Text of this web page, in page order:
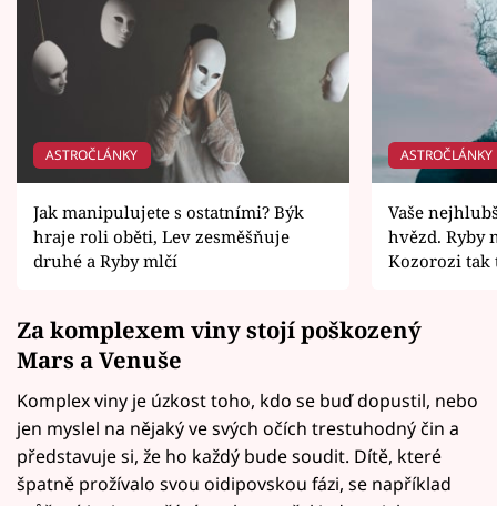
ASTROČLÁNKY
Jak manipulujete s ostatními? Býk
hraje roli oběti, Lev zesměšňuje
druhé a Ryby mlčí
ASTROČLÁNKY
Vaše
hvězd. Ryby
Kozorozi tak
Za komplexem viny stojí poškozený
Mars a Venuše
Komplex viny je úzkost toho, kdo se buď dopustil, nebo
jen myslel na nějaký ve svých očích trestuhodný čin a
představuje si, že ho každý bude soudit. Dítě, které
špatně prožívalo svou oidipovskou fázi, se například